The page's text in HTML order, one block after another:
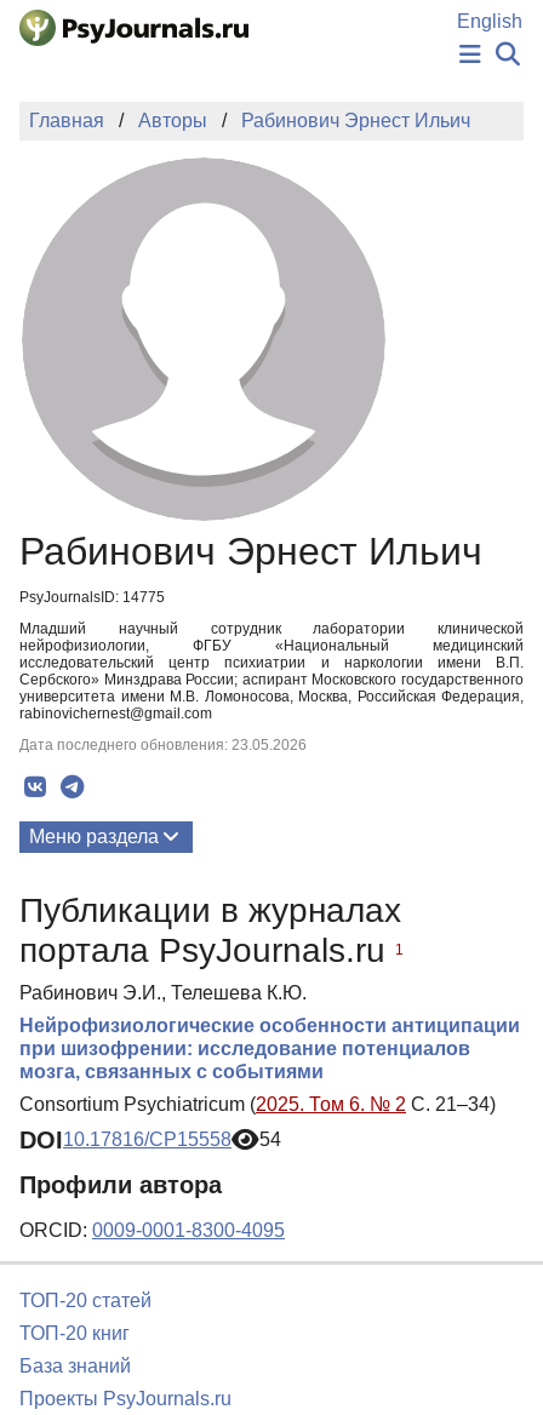
Перейти к основному содержанию
English
НОВОСТИ
АВТОРЫ
ПОДАТЬ РУКОПИСЬ
БАЗА ЗНАНИЙ
КЛЮЧЕВЫЕ СЛОВА
Регистрация
Главная Авторы Рабинович Эрнест Ильич
Рабинович Эрнест Ильич
PsyJournalsID: 14775
Младший научный сотрудник лаборатории клинической
нейрофизиологии, ФГБУ «Национальный медицинский
исследовательский центр психиатрии и наркологии имени В.П.
Сербского» Минздрава России; аспирант Московского государственного
университета имени М.В. Ломоносова, Москва, Российская Федерация,
rabinovichernest@gmail.com
Дата последнего обновления: 23.05.2026
Меню раздела
Публикации в журналах
портала PsyJournals.ru
1
Рабинович Э.И., Телешева К.Ю.
Нейрофизиологические особенности антиципации
при шизофрении: исследование потенциалов
мозга, связанных с событиями
Consortium Psychiatricum (2025. Том 6. № 2 С. 21–34)
DOI10.17816/CP15558 54
Профили автора
ORCID: 0009-0001-8300-4095
ТОП-20 статей
ТОП-20 книг
База знаний
Проекты PsyJournals.ru